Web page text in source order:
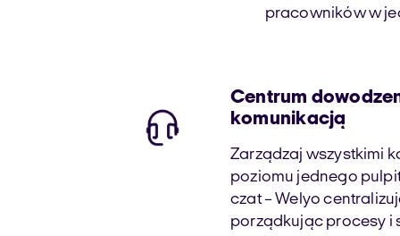
pracowników w
Centrum
komunikacją
Zarządzaj wszystkimi
poziomu jednego
czat – Welyo
porządkując procesy i